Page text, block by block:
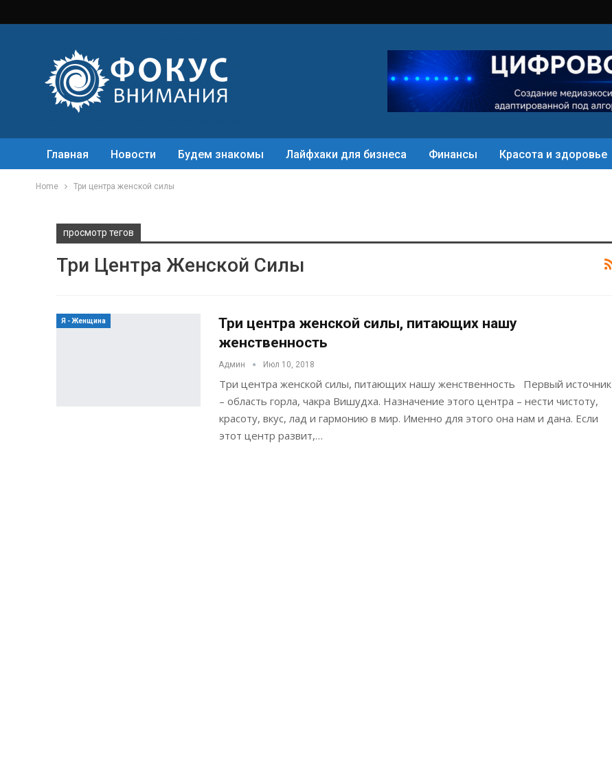
Главная Новости Будем знакомы Лайфхаки для бизнеса Финансы Красота и здоровье
Home Три центра женской силы
просмотр тегов
Три Центра Женской Силы
Я - Женщина
Три центра женской силы, питающих нашу
женственность
Админ Июл 10, 2018
Три центра женской силы, питающих нашу женственность Первый источник
– область горла, чакра Вишудха. Назначение этого центра – нести чистоту,
красоту, вкус, лад и гармонию в мир. Именно для этого она нам и дана. Если
этот центр развит,…